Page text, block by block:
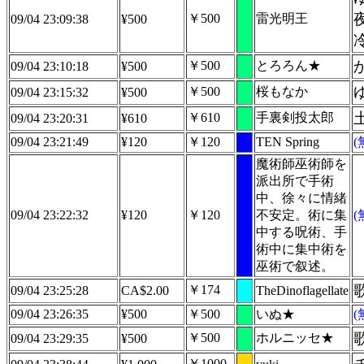
09/04 23:09:38 ¥500 ￥500 雷光明王
09/04 23:10:18 ¥500 ￥500 とろろん★
09/04 23:15:32 ¥500 ￥500 桜もなか
09/04 23:20:31 ¥610 ￥610 手裏剣投太郎
09/04 23:21:49 ¥120 ￥120 TEN Spring (
09/04 23:22:32 ¥120 ￥120
魔術師巫術師を
派出所で手術
中、徐々に情緒
不安定。術に集
中する呪術、手
術中に集中術を
巫術で叙述。
(
09/04 23:25:28 CA$2.00 ￥174 TheDinoflagellate
09/04 23:26:35 ¥500 ￥500 いぬ★
(
09/04 23:29:35
¥500 ￥500 ホルニッセ★